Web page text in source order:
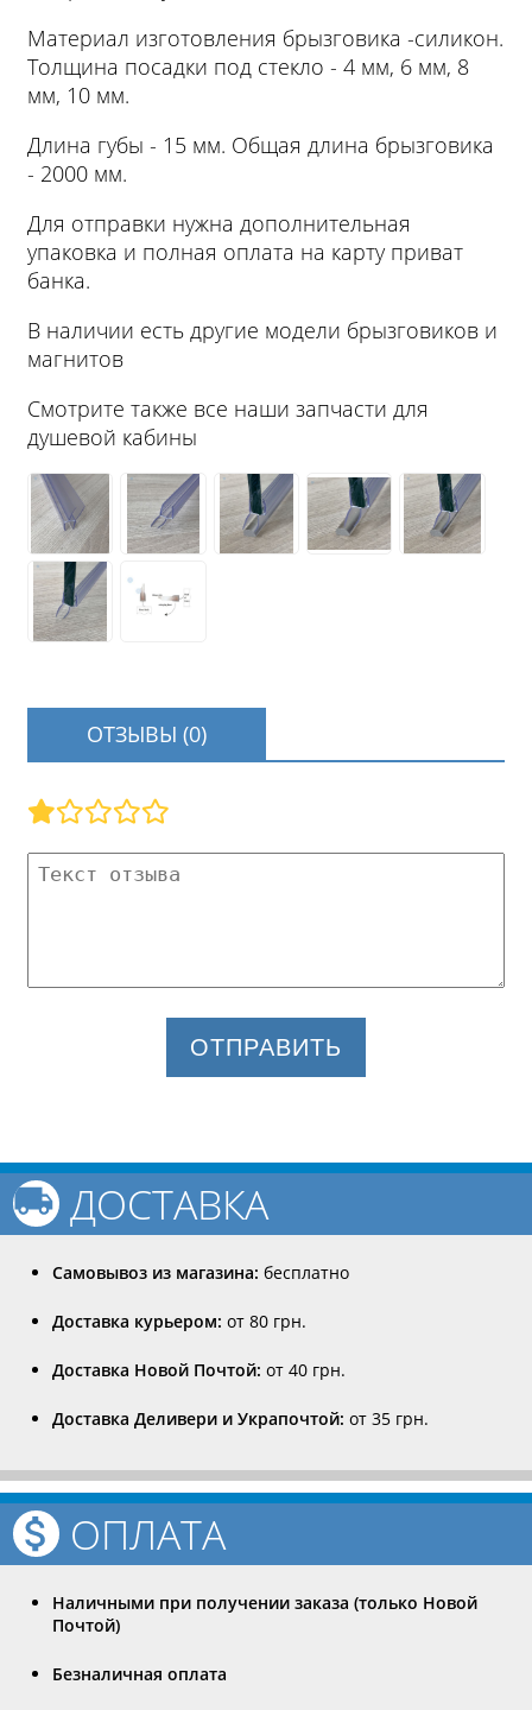
Материал изготовления брызговика -силикон.
Толщина посадки под стекло - 4 мм, 6 мм, 8
мм, 10 мм.
Длина губы - 15 мм. Общая длина брызговика
- 2000 мм.
Для отправки нужна дополнительная
упаковка и полная оплата на карту приват
банка.
В наличии есть другие модели брызговиков и
магнитов
Смотрите также все наши запчасти для
душевой кабины
ОТЗЫВЫ (0)
ОТПРАВИТЬ
ДОСТАВКА
Самовывоз из магазина: бесплатно
Доставка курьером: от 80 грн.
Доставка Новой Почтой: от 40 грн.
Доставка Деливери и Украпочтой: от 35 грн.
ОПЛАТА
Наличными при получении заказа (только Новой
Почтой)
Безналичная оплата